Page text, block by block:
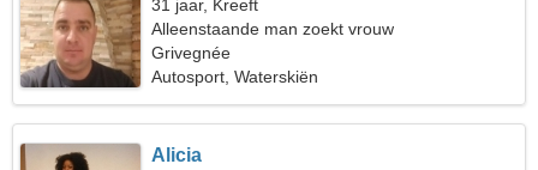
31 jaar, Kreeft
Alleenstaande man zoekt vrouw
Grivegnée
Autosport, Waterskiën
Alicia